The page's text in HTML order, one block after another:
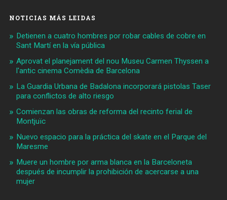
NOTICIAS MÁS LEIDAS
Detienen a cuatro hombres por robar cables de cobre en
Sant Martí en la vía pública
Aprovat el planejament del nou Museu Carmen Thyssen a
l'antic cinema Comèdia de Barcelona
La Guardia Urbana de Badalona incorporará pistolas Taser
para conflictos de alto riesgo
Comienzan las obras de reforma del recinto ferial de
Montjuïc
Nuevo espacio para la práctica del skate en el Parque del
Maresme
Muere un hombre por arma blanca en la Barceloneta
después de incumplir la prohibición de acercarse a una
mujer